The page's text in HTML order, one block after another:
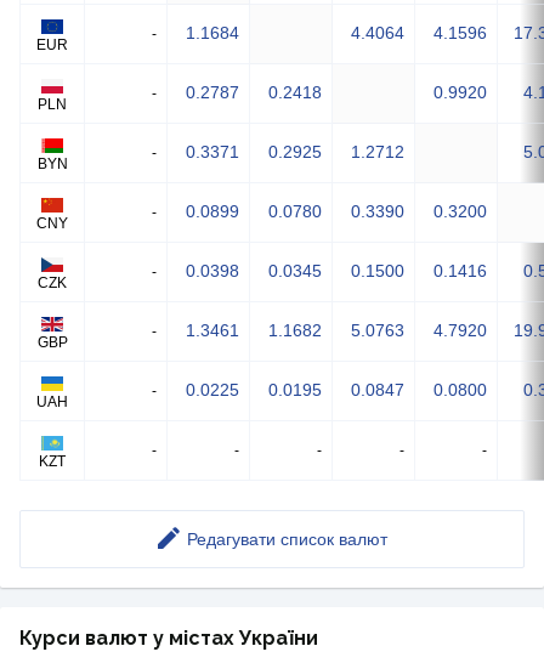
EUR
- 1.1684 4.4064 4.1596
PLN
- 0.2787 0.2418 0.9920
BYN
- 0.3371 0.2925 1.2712
CNY
- 0.0899 0.0780 0.3390 0.3200
CZK
- 0.0398 0.0345 0.1500 0.1416
GBP
- 1.3461 1.1682 5.0763 4.7920
UAH
- 0.0225 0.0195 0.0847 0.0800
KZT
- - - - -
Редагувати список валют
Курси валют у містах України